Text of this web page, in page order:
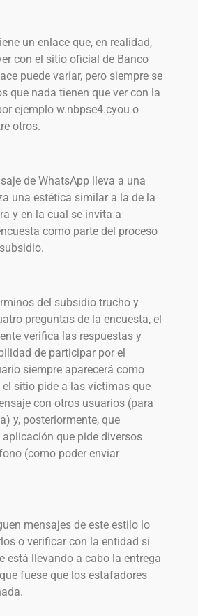
un enlace que, en realidad,
con el sitio oficial de Banco
puede variar, pero siempre se
que nada tienen que ver con la
ejemplo w.nbpse4.cyou o
otros.
de WhatsApp lleva a una
una estética similar a la de la
y en la cual se invita a
como parte del proceso
del subsidio trucho y
preguntas de la encuesta, el
verifica las respuestas y
de participar por el
siempre aparecerá como
el sitio pide a las víctimas que
con otros usuarios (para
y, posteriormente, que
que pide diversos
(como poder enviar
mensajes de este estilo lo
o verificar con la entidad si
está llevando a cabo la entrega
fuese que los estafadores